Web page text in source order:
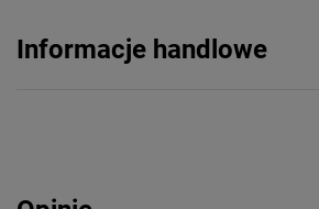
Informacje handlowe